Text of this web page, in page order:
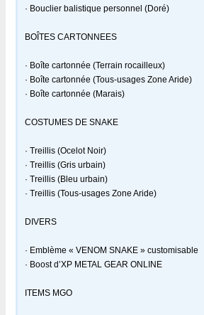
· Bouclier balistique personnel (Doré)
BOÎTES CARTONNEES
· Boîte cartonnée (Terrain rocailleux)
· Boîte cartonnée (Tous-usages Zone Aride)
· Boîte cartonnée (Marais)
COSTUMES DE SNAKE
· Treillis (Ocelot Noir)
· Treillis (Gris urbain)
· Treillis (Bleu urbain)
· Treillis (Tous-usages Zone Aride)
DIVERS
· Emblème « VENOM SNAKE » customisable
· Boost d’XP METAL GEAR ONLINE
ITEMS MGO